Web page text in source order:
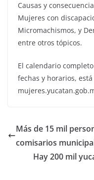
Causas y
Mujeres con
Micromachismos, y
entre otros tópicos.
El calendario
fechas y horarios,
Más de 15 mil
comisarios
Hay 200 mil